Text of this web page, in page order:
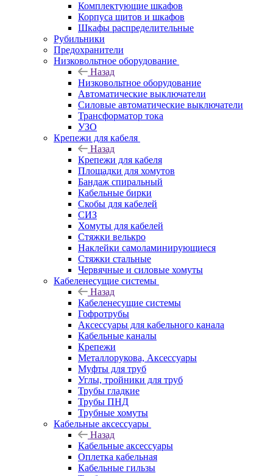
Комплектующие шкафов
Корпуса щитов и шкафов
Шкафы распределительные
Рубильники
Предохранители
Низковольтное оборудование
Назад
Низковольтное оборудование
Автоматические выключатели
Силовые автоматические выключатели
Трансформатор тока
УЗО
Крепежи для кабеля
Назад
Крепежи для кабеля
Площадки для хомутов
Бандаж спиральный
Кабельные бирки
Cкобы для кабелей
СИЗ
Хомуты для кабелей
Стяжки велькро
Наклейки самоламинирующиеся
Стяжки стальные
Червячные и силовые хомуты
Кабеленесущие системы
Назад
Кабеленесущие системы
Гофротрубы
Аксессуары для кабельного канала
Кабельные каналы
Крепежи
Металлорукова, Аксессуары
Муфты для труб
Углы, тройники для труб
Трубы гладкие
Трубы ПНД
Трубные хомуты
Кабельные аксессуары
Назад
Кабельные аксессуары
Оплетка кабельная
Кабельные гильзы